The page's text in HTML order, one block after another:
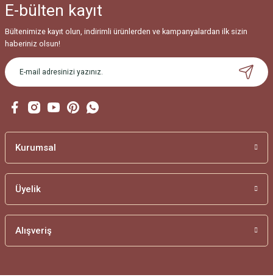
Ürün fiyatı diğer sitelerden daha pahalı.
Bu ürüne benzer farklı alternatifler olmalı.
E-bülten kayıt
Bültenimize kayıt olun, indirimli ürünlerden ve kampanyalardan ilk sizin
haberiniz olsun!
Kurumsal
Üyelik
Alışveriş